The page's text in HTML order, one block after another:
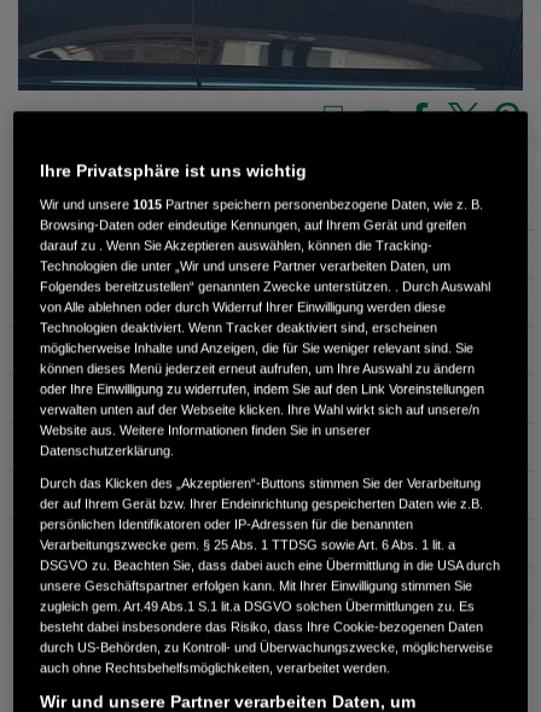
Außenfarbe Crystal Black
Kilometerstand 9.500 km
Kraftstoffart Benzin
Getriebe Automatik
Türen 5
Leistung
Hubraum 1.498 cm³
Erstzulassung 03.2025
Bauart SUV
AUTOFORUM HÄFNER GMBH
Sandäcker 3
97076 Würzburg
Ihre Privatsphäre ist uns wichtig
Wir und unsere1015 Partner speichern personenbezogene Daten, wie z. B.
Browsing-Daten oder eindeutige Kennungen, auf Ihrem Gerät und greifen
darauf zu . Wenn Sie Akzeptieren auswählen, können die Tracking-
Technologien die unter „Wir und unsere Partner verarbeiten Daten, um
Folgendes bereitzustellen“ genannten Zwecke unterstützen. . Durch Auswahl
von Alle ablehnen oder durch Widerruf Ihrer Einwilligung werden diese
Technologien deaktiviert. Wenn Tracker deaktiviert sind, erscheinen
möglicherweise Inhalte und Anzeigen, die für Sie weniger relevant sind. Sie
können dieses Menü jederzeit erneut aufrufen, um Ihre Auswahl zu ändern
oder Ihre Einwilligung zu widerrufen, indem Sie auf den Link Voreinstellungen
verwalten unten auf der Webseite klicken. Ihre Wahl wirkt sich auf unsere/n
Website aus. Weitere Informationen finden Sie in unserer
Datenschutzerklärung.
Durch das Klicken des „Akzeptieren“-Buttons stimmen Sie der Verarbeitung
der auf Ihrem Gerät bzw. Ihrer Endeinrichtung gespeicherten Daten wie z.B.
persönlichen Identifikatoren oder IP-Adressen für die benannten
Verarbeitungszwecke gem. § 25 Abs. 1 TTDSG sowie Art. 6 Abs. 1 lit. a
DSGVO zu. Beachten Sie, dass dabei auch eine Übermittlung in die USA durch
unsere Geschäftspartner erfolgen kann. Mit Ihrer Einwilligung stimmen Sie
zugleich gem. Art.49 Abs.1 S.1 lit.a DSGVO solchen Übermittlungen zu. Es
besteht dabei insbesondere das Risiko, dass Ihre Cookie-bezogenen Daten
durch US-Behörden, zu Kontroll- und Überwachungszwecke, möglicherweise
auch ohne Rechtsbehelfsmöglichkeiten, verarbeitet werden.
Wir und unsere Partner verarbeiten Daten, um